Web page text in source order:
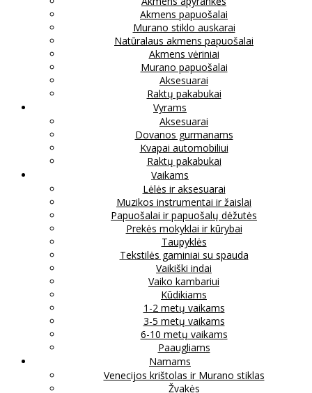
Akmens papuošalai
Murano stiklo auskarai
Natūralaus akmens papuošalai
Akmens vėriniai
Murano papuošalai
Aksesuarai
Raktų pakabukai
Vyrams
Aksesuarai
Dovanos gurmanams
Kvapai automobiliui
Raktų pakabukai
Vaikams
Lėlės ir aksesuarai
Muzikos instrumentai ir žaislai
Papuošalai ir papuošalų dėžutės
Prekės mokyklai ir kūrybai
Taupyklės
Tekstilės gaminiai su spauda
Vaikiški indai
Vaiko kambariui
Kūdikiams
1-2 metų vaikams
3-5 metų vaikams
6-10 metų vaikams
Paaugliams
Namams
Venecijos krištolas ir Murano stiklas
Žvakės